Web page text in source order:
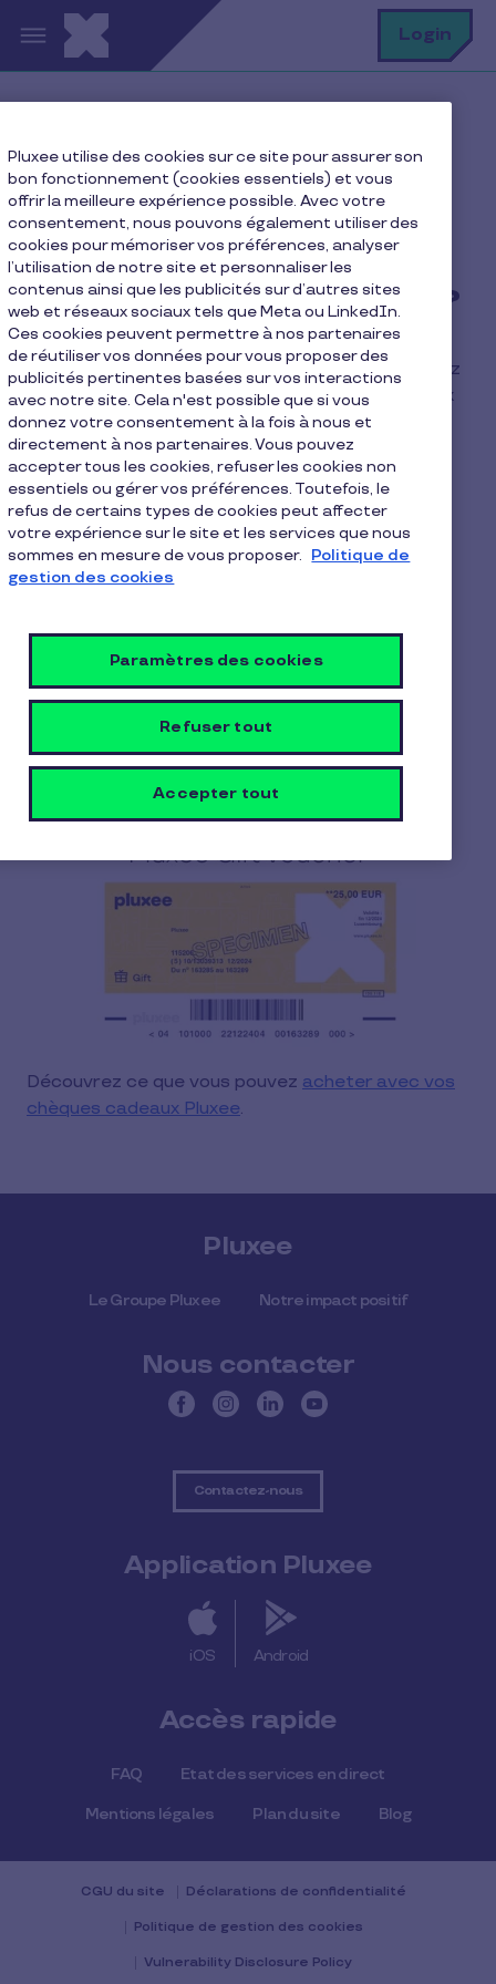
Aller au contenu principal Login
À quoi ressemblent les chèques cadeau Pluxee ?
À quoi ressemblent les
chèques cadeau Pluxee ?
En tant qu'affilié chèques Pluxee Gift, vous pouvez
automatiquement accepter les chèques cadeaux
Pluxee ET Sodexo du moment qu'ils sont encore
valides (voir la date d'expiration présente sur les
chèques).
Découvrez ce que vous pouvez acheter avec vos
chèques cadeaux Pluxee.
Pluxee
Le Groupe Pluxee Notre impact positif
Nous contacter
Contactez-nous
Application Pluxee
iOS Android
Accès rapide
FAQ Etat des services en direct
Mentions légales Plan du site Blog
CGU du site Déclarations de confidentialité
Politique de gestion des cookies
Vulnerability Disclosure Policy
Pluxee utilise des cookies sur ce site pour assurer son
bon fonctionnement (cookies essentiels) et vous
offrir la meilleure expérience possible. Avec votre
consentement, nous pouvons également utiliser des
cookies pour mémoriser vos préférences, analyser
l’utilisation de notre site et personnaliser les
contenus ainsi que les publicités sur d’autres sites
web et réseaux sociaux tels que Meta ou LinkedIn.
Ces cookies peuvent permettre à nos partenaires
de réutiliser vos données pour vous proposer des
publicités pertinentes basées sur vos interactions
avec notre site. Cela n'est possible que si vous
donnez votre consentement à la fois à nous et
directement à nos partenaires. Vous pouvez
accepter tous les cookies, refuser les cookies non
essentiels ou gérer vos préférences. Toutefois, le
refus de certains types de cookies peut affecter
votre expérience sur le site et les services que nous
sommes en mesure de vous proposer. Politique de
gestion des cookies
Paramètres des cookies
Refuser tout
Accepter tout